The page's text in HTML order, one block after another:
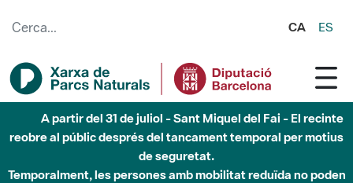
CA ES
A partir del 31 de juliol - Sant Miquel del Fai - El recinte
reobre al públic després del tancament temporal per motius
de seguretat.
Temporalment, les persones amb mobilitat reduïda no poden